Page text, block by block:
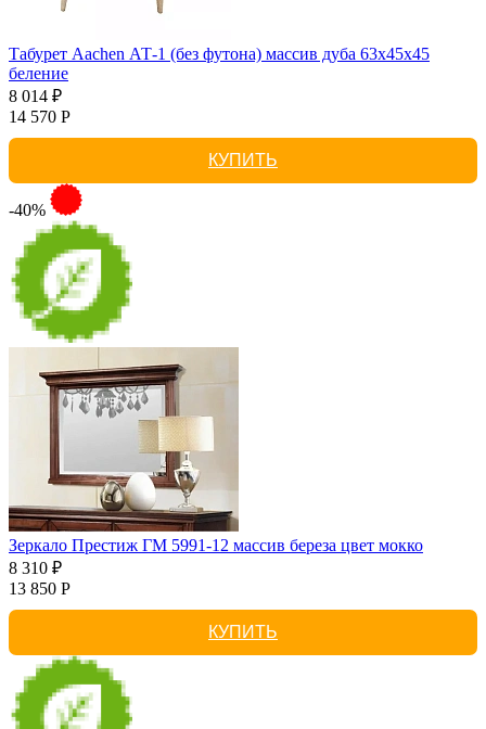
Табурет Aachen АТ-1 (без футона) массив дуба 63х45х45
беление
8 014 ₽
14 570 Р
КУПИТЬ
-40%
Зеркало Престиж ГМ 5991-12 массив береза цвет мокко
8 310 ₽
13 850 Р
КУПИТЬ